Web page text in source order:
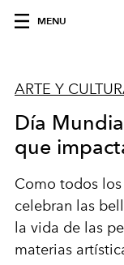
MENU
ARTE Y
Día
que
Como todos
celebran las
la vida de las
materias